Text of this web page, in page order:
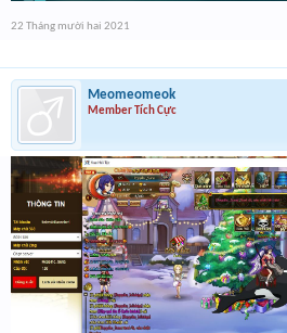
22 Tháng mười hai 2021
Meomeomeok
Member Tích Cực